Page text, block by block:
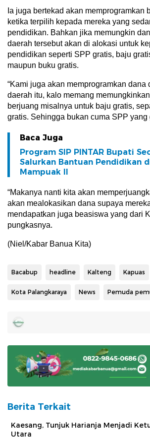
Ia juga bertekad akan memprogramkan
ketika terpilih kepada mereka yang
pendidikan. Bahkan jika memungkin
daerah tersebut akan di alokasi untuk
pendidikan seperti SPP gratis, baju
maupun buku gratis.
“Kami juga akan memprogramkan dana
daerah itu, kalo memang
berjuang misalnya untuk baju gratis,
gratis. Sehingga bukan cuma SPP yang
Baca Juga
Program SIP PINTAR Bupati
Salurkan Bantuan Pendidikan
Mampuak ll
“Makanya nanti kita akan
akan mealokasikan dana supaya
mendapatkan juga beasiswa yang dari
pungkasnya.
(Niel/Kabar Banua Kita)
Bacabup headline Kalteng Kapuas
Kota Palangkaraya News
Berita Terkait
Kaesang, Tunjuk Harianja Menjadi
Utara